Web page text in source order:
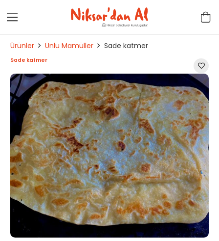
Ürünler Unlu Mamüller Sade katmer
Sade katmer